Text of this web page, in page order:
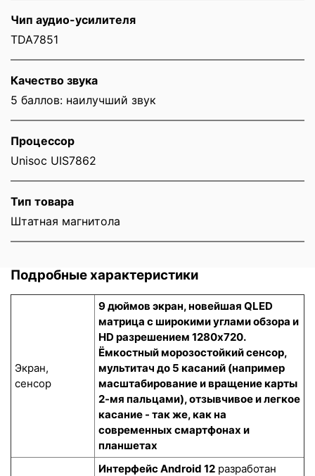
Чип аудио-усилителя
TDA7851
Качество звука
5 баллов: наилучший звук
Процессор
Unisoc UIS7862
Тип товара
Штатная магнитола
Подробные характеристики
Экран,
сенсор
9 дюймов экран, новейшая QLED
матрица с широкими углами обзора и
HD разрешением 1280x720.
Ёмкостный морозостойкий сенсор,
мультитач до 5 касаний (например
масштабирование и вращение карты
2-мя пальцами), отзывчивое и легкое
касание - так же, как на
современных смартфонах и
планшетах
Интерфейс Android 12 разработан